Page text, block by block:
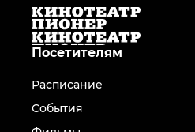
Посетителям
Расписание
События